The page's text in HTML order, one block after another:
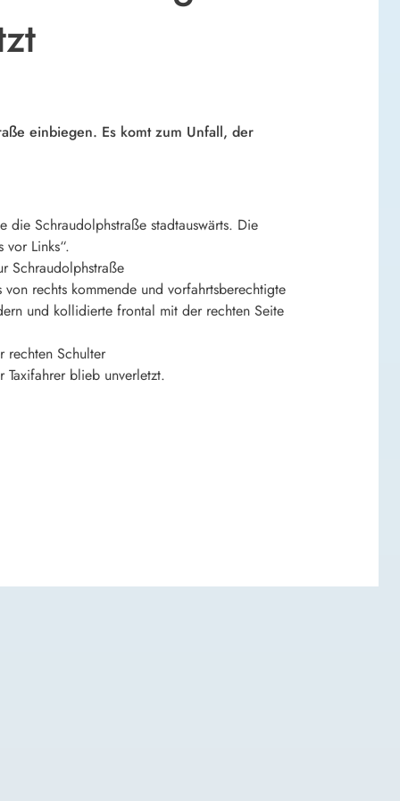
einbiegen. Es komt zum Unfall, der
Schraudolphstraße stadtauswärts. Die
Links“.
Schraudolphstraße
rechts kommende und vorfahrtsberechtigte
und kollidierte frontal mit der rechten Seite
rechten Schulter
blieb unverletzt.